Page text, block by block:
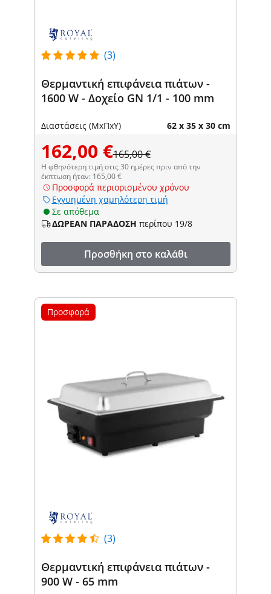
(3)
Θερμαντική επιφάνεια πιάτων -
1600 W - Δοχείο GN 1/1 - 100 mm
Διαστάσεις (ΜxΠxΥ) 62 x 35 x 30 cm
162,00 €165,00 €
Η φθηνότερη τιμή στις 30 ημέρες πριν από την
έκπτωση ήταν: 165,00 €
Προσφορά περιορισμένου χρόνου
Εγγυημένη χαμηλότερη τιμή
Σε απόθεμα
ΔΩΡΕΑΝ ΠΑΡΑΔΟΣΗ περίπου 19/8
Προσθήκη στο καλάθι
Προσφορά
(3)
Θερμαντική επιφάνεια πιάτων -
900 W - 65 mm